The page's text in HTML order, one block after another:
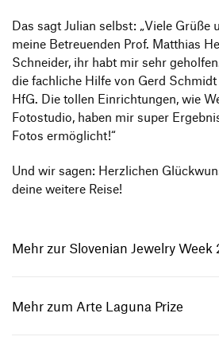
Das sagt Julian selbst: „Viele Grüße
meine Betreu­enden Prof. Matthias
Schneider, ihr habt mir sehr
die fach­liche Hilfe von Gerd
HfG. Die tollen Einrich­tungen, wie
Foto­studio, haben mir super
Fotos ermöglicht!“
Und wir sagen: Herz­li­chen
deine weitere Reise!
Mehr zur Slovenian Jewelry Week
Mehr zum Arte Laguna Prize